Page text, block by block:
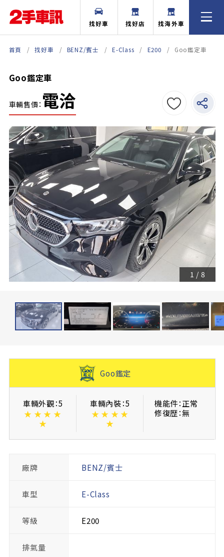
找好車 找好店 找海外車
首頁 找好車 BENZ/賓士 E-Class E200 Goo鑑定車
Goo鑑定車
車輛售價： 電洽
1 / 8
Goo鑑定
車輛外觀：5
★ ★ ★ ★
★
車輛內裝：5
★ ★ ★ ★
★
機能件：正常
修復歴：無
廠牌 BENZ/賓士
車型 E-Class
等級 E200
排氣量